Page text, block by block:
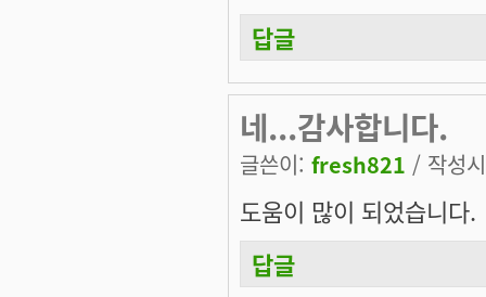
답글
네...감사합니다.
글쓴이: fresh821 / 작성
도움이 많이 되었습니다.
답글